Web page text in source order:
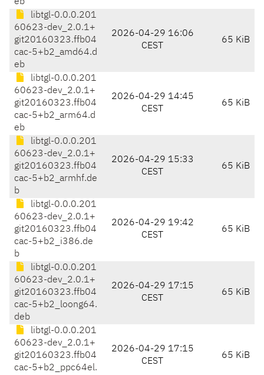
libtgl-0.0.0.201
60623-dev_2.0.1+
git20160323.ffb04
cac-5+b2_amd64.d
eb
2026-04-29 16:06
CEST
65 KiB
libtgl-0.0.0.201
60623-dev_2.0.1+
git20160323.ffb04
cac-5+b2_arm64.d
eb
2026-04-29 14:45
CEST
65 KiB
libtgl-0.0.0.201
60623-dev_2.0.1+
git20160323.ffb04
cac-5+b2_armhf.de
b
2026-04-29 15:33
CEST
65 KiB
libtgl-0.0.0.201
60623-dev_2.0.1+
git20160323.ffb04
cac-5+b2_i386.de
b
2026-04-29 19:42
CEST
65 KiB
libtgl-0.0.0.201
60623-dev_2.0.1+
git20160323.ffb04
cac-5+b2_loong64.
deb
2026-04-29 17:15
CEST
65 KiB
libtgl-0.0.0.201
60623-dev_2.0.1+
git20160323.ffb04
cac-5+b2_ppc64el.
2026-04-29 17:15
CEST
65 KiB